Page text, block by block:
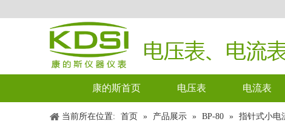
康的斯首页 电压表 电流表
当前所在位置: 首页 » 产品展示 » BP-80 » 指针式小电